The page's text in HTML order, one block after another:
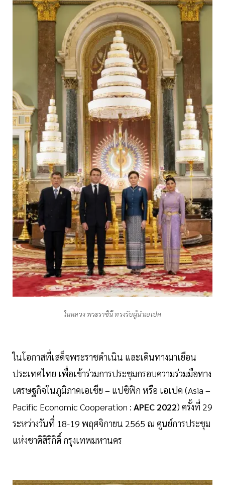
ในหลวง พระราชินี ทรงรับผู้นำเอเปค
ในโอกาสที่เสด็จพระราชดำเนิน และเดินทางมาเยือน
ประเทศไทย เพื่อเข้าร่วมการประชุมกรอบความร่วมมือทาง
เศรษฐกิจในภูมิภาคเอเชีย – แปซิฟิก หรือ เอเปค (Asia –
Pacific Economic Cooperation : APEC 2022) ครั้งที่ 29
ระหว่างวันที่ 18-19 พฤศจิกายน 2565 ณ ศูนย์การประชุม
แห่งชาติสิริกิติ์ กรุงเทพมหานคร